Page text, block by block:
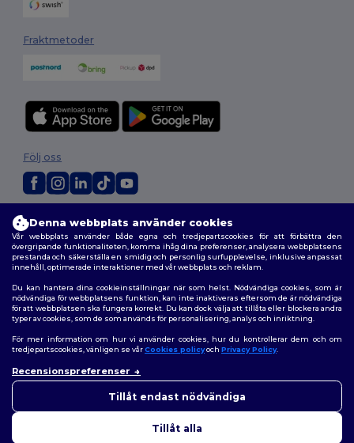
Fraktmetoder
2026. Alla rättigheter förbehållna
Allmänna Villkor|Anpassad policy| Integritetspolicy| Policy för cookies
|Karta över webbplatsen
Följ oss
Denna webbplats använder cookies
Vår webbplats använder både egna och tredjepartscookies för att förbättra den
övergripande funktionaliteten, komma ihåg dina preferenser, analysera webbplatsens
prestanda och säkerställa en smidig och personlig surfupplevelse, inklusive anpassat
innehåll, optimerade interaktioner med vår webbplats och reklam.
Du kan hantera dina cookieinställningar när som helst. Nödvändiga cookies, som är
nödvändiga för webbplatsens funktion, kan inte inaktiveras eftersom de är nödvändiga
för att webbplatsen ska fungera korrekt. Du kan dock välja att tillåta eller blockera andra
typer av cookies, som de som används för personalisering, analys och inriktning.
För mer information om hur vi använder cookies, hur du kontrollerar dem och om
tredjepartscookies, vänligen se vårCookies policyoch Privacy Policy.
Recensionspreferenser
Tillåt endast nödvändiga
Tillåt alla
funderingar kan du kontakta
finns här för som hjälp.